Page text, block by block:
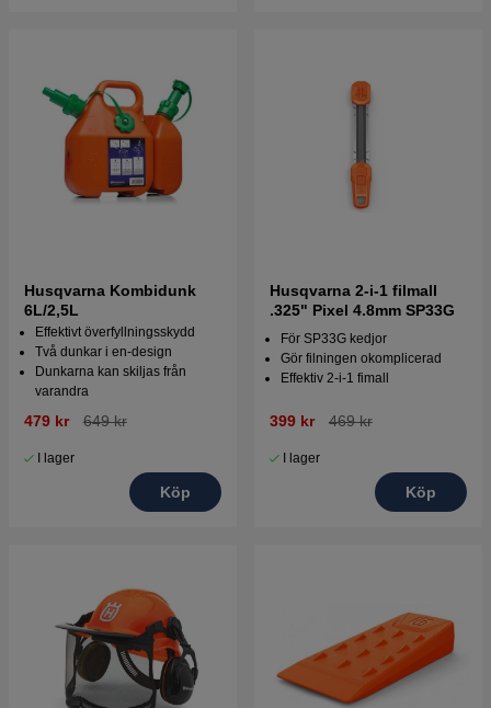
Husqvarna Kombidunk
6L/2,5L
Effektivt överfyllningsskydd
Två dunkar i en-design
Dunkarna kan skiljas från
varandra
479 kr 649 kr
I lager
Köp
Husqvarna 2-i-1 filmall
.325" Pixel 4.8mm SP33G
För SP33G kedjor
Gör filningen okomplicerad
Effektiv 2-i-1 fimall
399 kr 469 kr
I lager
Köp